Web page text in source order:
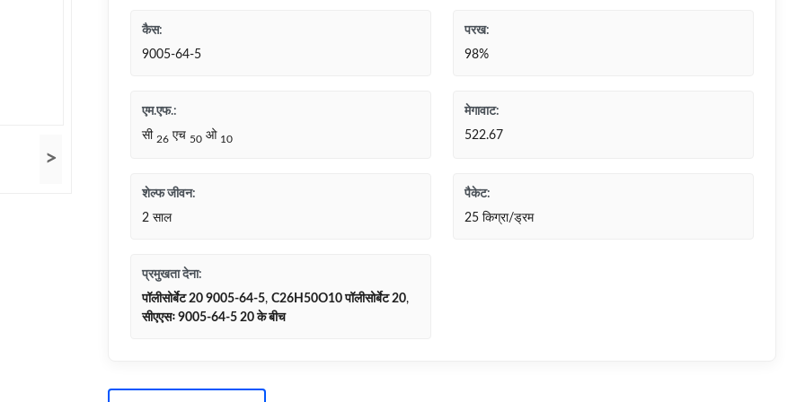
>
कैस:
9005-64-5
परख:
98%
एम.एफ.:
सी 26 एच 50 ओ 10
मेगावाट:
522.67
शेल्फ जीवन:
2 साल
पैकेट:
25 किग्रा/ड्रम
प्रमुखता देना:
पॉलीसोर्बेट 20 9005-64-5, C26H50O10 पॉलीसोर्बेट 20,
सीएएसः 9005-64-5 20 के बीच